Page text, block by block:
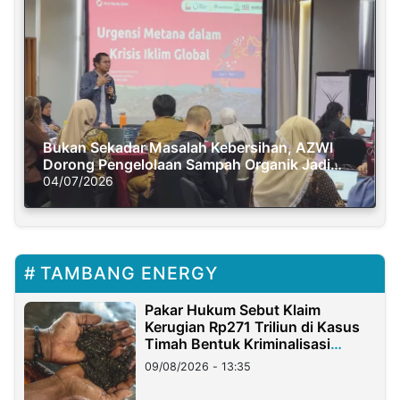
Bukan Sekadar Masalah Kebersihan, AZWI
Dorong Pengelolaan Sampah Organik Jadi
Solusi Krisis Iklim
04/07/2026
TAMBANG ENERGY
Pakar Hukum Sebut Klaim
Kerugian Rp271 Triliun di Kasus
Timah Bentuk Kriminalisasi
Terhadap Usaha
09/08/2026 - 13:35